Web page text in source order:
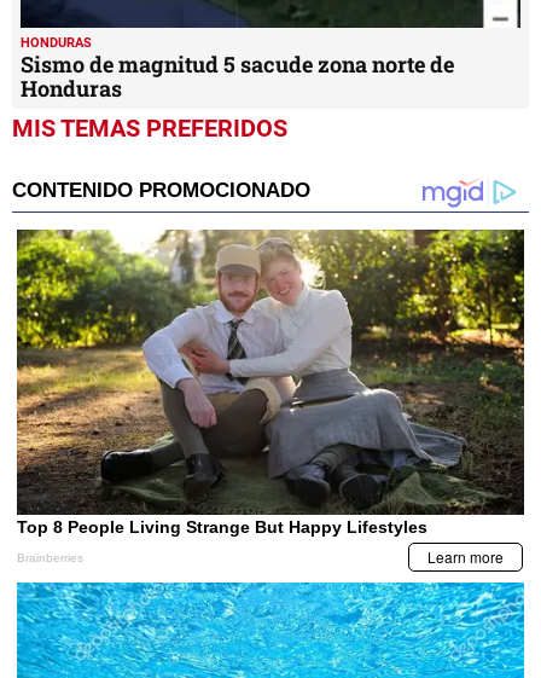
HONDURAS
Sismo de magnitud 5 sacude zona norte de
Honduras
MIS TEMAS PREFERIDOS